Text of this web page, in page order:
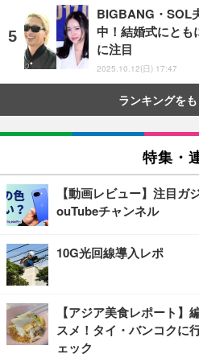
BIGBANG・SOL
中！結婚式にとも
に注目
2025.10.12(日) 17:47
ランキングを
特集・
【動画レビュー】注目
ouTubeチャンネル
10G光回線導入レポ
【アジア美食レポート
スメ！タイ・バンコクに
ェック